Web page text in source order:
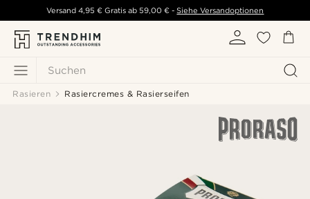
Suchen
Versand 4,95 € Gratis ab 59,00 € - Siehe Versandoptionen
Rasieren Rasiercremes & Rasierseifen